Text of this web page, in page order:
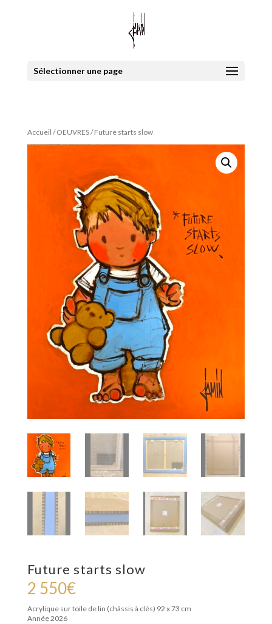
Sélectionner une page
Accueil /OEUVRES/ Future starts slow
Future starts slow
2 550€
Acrylique sur toile de lin (châssis à clés) 92 x 73 cm
Année 2026